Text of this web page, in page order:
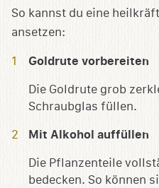
So kannst du eine
ansetzen:
Goldrute vorbereiten
Die Goldrute grob
Schraubglas füllen.
Mit Alkohol auffüllen
Die Pflanzenteile
bedecken. So können